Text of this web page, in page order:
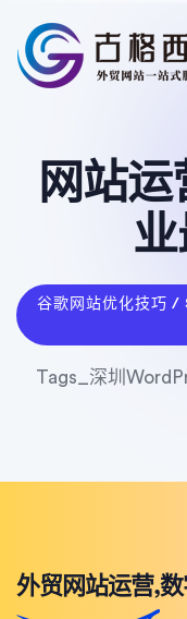
网站
谷歌网站优化技巧 /
Tags_深圳
外贸网站运营,